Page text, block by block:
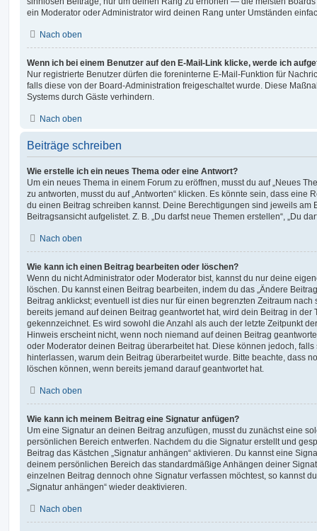
ein Moderator oder Administrator wird deinen Rang unter Umständen
Nach oben
Wenn ich bei einem Benutzer auf den E-Mail-Link klicke, werde ich
Nur registrierte Benutzer dürfen die foreninterne E-Mail-Funktion für
falls diese von der Board-Administration freigeschaltet wurde. Diese
Systems durch Gäste verhindern.
Nach oben
Beiträge schreiben
Wie erstelle ich ein neues Thema oder eine Antwort?
Um ein neues Thema in einem Forum zu eröffnen, musst du auf „Neues
zu antworten, musst du auf „Antworten“ klicken. Es könnte sein, dass eine
du einen Beitrag schreiben kannst. Deine Berechtigungen sind jeweils am
Beitragsansicht aufgelistet. Z. B. „Du darfst neue Themen erstellen“, „Du
Nach oben
Wie kann ich einen Beitrag bearbeiten oder löschen?
Wenn du nicht Administrator oder Moderator bist, kannst du nur deine
löschen. Du kannst einen Beitrag bearbeiten, indem du das „Ändere
Beitrag anklickst; eventuell ist dies nur für einen begrenzten Zeitraum
bereits jemand auf deinen Beitrag geantwortet hat, wird dein Beitrag in der
gekennzeichnet. Es wird sowohl die Anzahl als auch der letzte Zeitpunkt
Hinweis erscheint nicht, wenn noch niemand auf deinen Beitrag
oder Moderator deinen Beitrag überarbeitet hat. Diese können jedoch,
hinterlassen, warum dein Beitrag überarbeitet wurde. Bitte beachte, dass
löschen können, wenn bereits jemand darauf geantwortet hat.
Nach oben
Wie kann ich meinem Beitrag eine Signatur anfügen?
Um eine Signatur an deinen Beitrag anzufügen, musst du zunächst eine
persönlichen Bereich entwerfen. Nachdem du die Signatur erstellt und
Beitrag das Kästchen „Signatur anhängen“ aktivieren. Du kannst eine
deinem persönlichen Bereich das standardmäßige Anhängen deiner
einzelnen Beitrag dennoch ohne Signatur verfassen möchtest, so kannst
„Signatur anhängen“ wieder deaktivieren.
Nach oben